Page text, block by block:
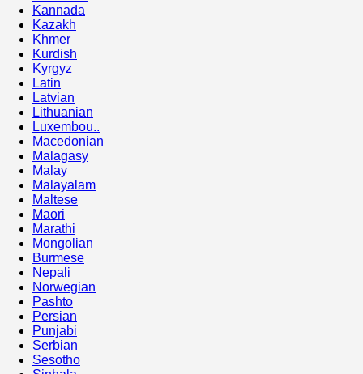
Kannada
Kazakh
Khmer
Kurdish
Kyrgyz
Latin
Latvian
Lithuanian
Luxembou..
Macedonian
Malagasy
Malay
Malayalam
Maltese
Maori
Marathi
Mongolian
Burmese
Nepali
Norwegian
Pashto
Persian
Punjabi
Serbian
Sesotho